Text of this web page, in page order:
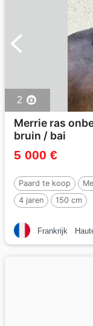
2
Merrie ras
bruin / bai
5 000 €
Paard te koop
4 jaren
150 cm
Frankrijk